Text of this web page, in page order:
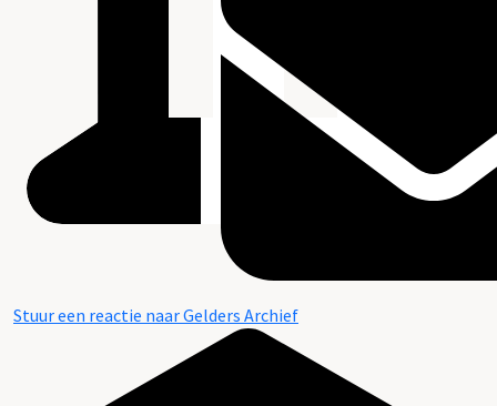
Stuur een reactie naar Gelders Archief